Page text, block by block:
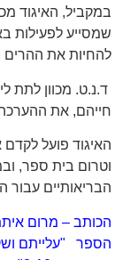
במקביל, האיגוד
שמסייע לפעילות
להחיות את ההרים
ד.נ.ט. מכוון לתת
חייהם, את ההערכה
האיגוד פועל
וטרום בית ספר,
הבריאותיים עבור